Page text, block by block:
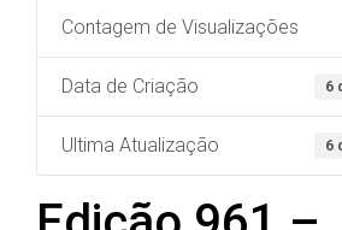
Contagem de Visualizações
Data de Criação 6
Ultima Atualização 6